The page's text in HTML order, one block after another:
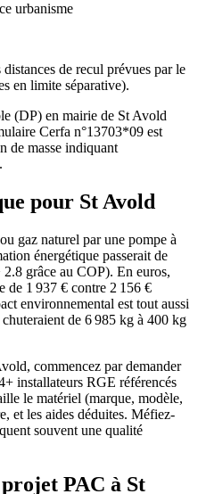
urbanisme
de recul prévues par le
en limite séparative).
(DP) en mairie de St Avold
Cerfa n°13703*09 est
de masse indiquant
pour St Avold
gaz naturel par une pompe à
énergétique passerait de
grâce au COP). En euros,
de 1 937 € contre 2 156 €
environnemental est tout aussi
de 6 985 kg à 400 kg
commencez par demander
installateurs RGE référencés
le matériel (marque, modèle,
et les aides déduites. Méfiez-
souvent une qualité
PAC à St